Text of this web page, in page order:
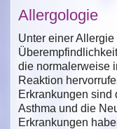
Allergologie
Unter einer
die normalerweise
Reaktion
Erkrankungen sind
Asthma und die
Erkrankungen